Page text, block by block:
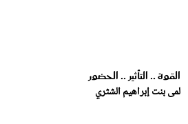
القوة .. التأثير .. الحضور
لمى بنت إبراهيم الشثري